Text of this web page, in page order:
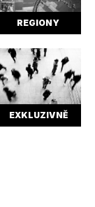
REGIONY
EXKLUZIVNĚ